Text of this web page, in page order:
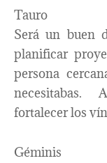
Tauro
Será un buen
planificar
persona
necesitabas.
fortalecer los
Géminis